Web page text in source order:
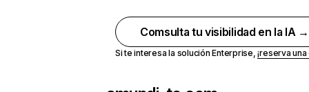
Comsulta tu visibilidad en la IA →
Si te interesa la solución Enterprise,¡reserva